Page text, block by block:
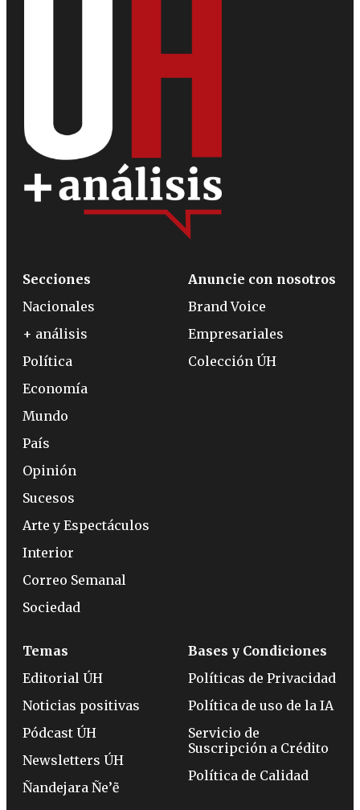
Secciones
Nacionales
+ análisis
Política
Economía
Mundo
País
Opinión
Sucesos
Arte y Espectáculos
Interior
Correo Semanal
Sociedad
Anuncie con nosotros
Brand Voice
Empresariales
Colección ÚH
Temas
Editorial ÚH
Noticias positivas
Pódcast ÚH
Newsletters ÚH
Ñandejara Ñe’ẽ
Bases y Condiciones
Políticas de Privacidad
Política de uso de la IA
Servicio de
Suscripción a Crédito
Política de Calidad